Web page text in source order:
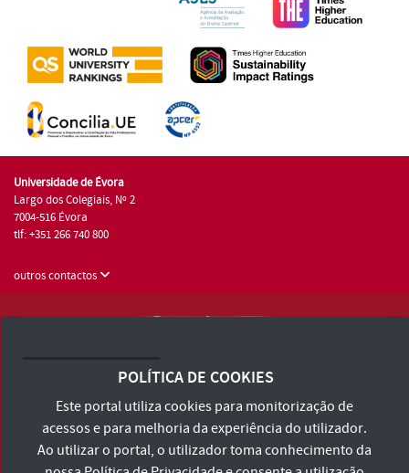
Universidade de Évora
Largo dos Colegiais, Nº 2
7004-516 Évora
tlf: +351 266 740 800
outros contactos
Consulte os Termos e Condições e Política de Privacidade
Declaração de Acessibilidade
POLÍTICA DE COOKIES
Este portal utiliza cookies para monitorização de
acessos e para melhoria da experiência do utilizador.
Ao utilizar o portal, o utilizador toma conhecimento da